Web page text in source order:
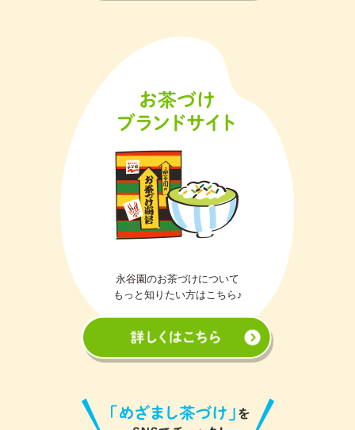
永谷園のお茶づけについて
もっと知りたい方はこちら♪